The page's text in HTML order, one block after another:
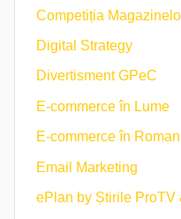
Competiția
Digital Strategy
Divertisment GPeC
E-commerce în Lume
E-commerce în
Email Marketing
ePlan by Știrile ProTV